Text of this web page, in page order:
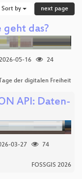
Sort by next page
das?
2026-05-16
24
der digitalen Freiheit
API: Daten-
03-27
74
FOSSGIS 2026